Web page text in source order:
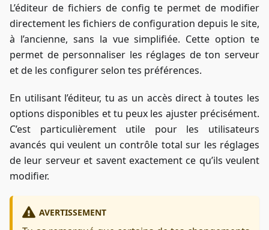
L’éditeur de fichiers de config te permet de modifier
directement les fichiers de configuration depuis le site,
à l’ancienne, sans la vue simplifiée. Cette option te
permet de personnaliser les réglages de ton serveur
et de les configurer selon tes préférences.
En utilisant l’éditeur, tu as un accès direct à toutes les
options disponibles et tu peux les ajuster précisément.
C’est particulièrement utile pour les utilisateurs
avancés qui veulent un contrôle total sur les réglages
de leur serveur et savent exactement ce qu’ils veulent
modifier.
AVERTISSEMENT